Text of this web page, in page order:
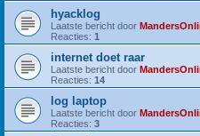
hyacklog
Laatste bericht door
Reacties: 1
internet doet raar
Laatste bericht door
Reacties: 14
log laptop
Laatste bericht door
Reacties: 3